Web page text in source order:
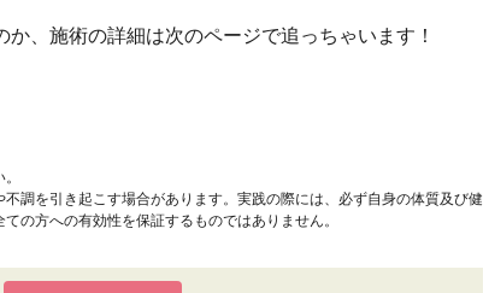
、施術の詳細は次のページで追っちゃいます！
調を引き起こす場合があります。実践の際には、必ず自身の体質及び健
の方への有効性を保証するものではありません。